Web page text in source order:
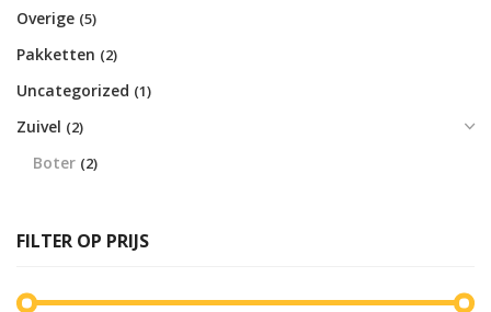
Overige (5)
Pakketten (2)
Uncategorized (1)
Zuivel (2)
Boter (2)
FILTER OP PRIJS